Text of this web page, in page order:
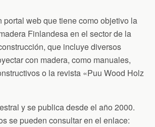
portal web que tiene como objetivo la
Finlandesa en el sector de la
que incluye diversos
con madera, como manuales,
o la revista «Puu Wood Holz
y se publica desde el año 2000.
se pueden consultar en el enlace: